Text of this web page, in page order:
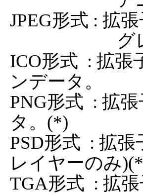
JPEG形式 : 拡
ICO形式  : 拡張
ンデータ。
PNG形式  : 拡張
タ。(*)
PSD形式  : 拡張
レイヤーのみ
TGA形式  : 拡